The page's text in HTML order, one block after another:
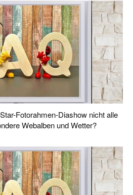
Fotorahmen-Diashow nicht alle
Webalben und Wetter?